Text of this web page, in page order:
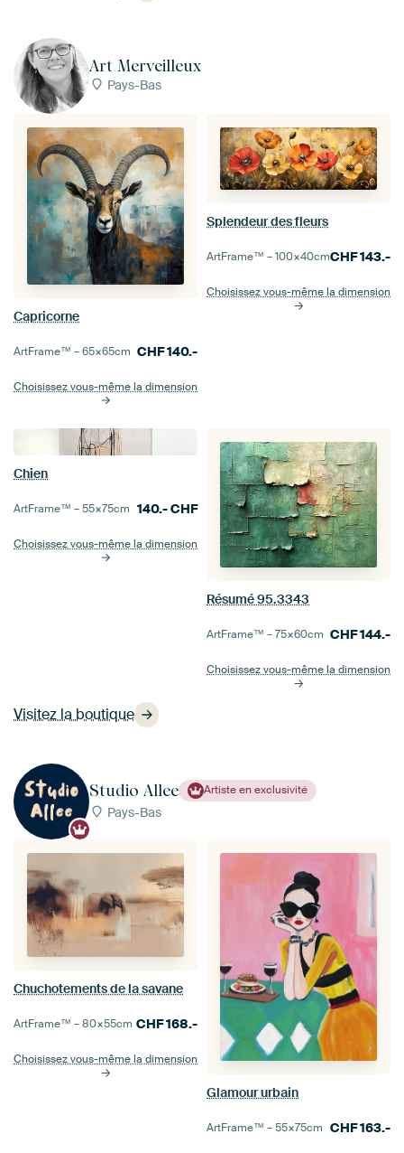
Art Merveilleux
Pays-Bas
Visitez la boutique
Capricorne
ArtFrame™ –65×65cm CHF140.-
Choisissez vous-même la dimension
Splendeur des fleurs
ArtFrame™ –100×40cmCHF143.-
Choisissez vous-même la dimension
Chien
ArtFrame™ –55×75cm 140.-CHF
Choisissez vous-même la dimension
Résumé 95.3343
ArtFrame™ –75×60cm CHF144.-
Choisissez vous-même la dimension
Studio Allee Artiste en exclusivité
Pays-Bas
Chuchotements de la savane
ArtFrame™ –80×55cm CHF168.-
Choisissez vous-même la dimension
Glamour urbain
ArtFrame™ –55×75cm CHF163.-